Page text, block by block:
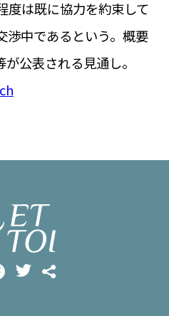
度は既に協力を約束して
渉中であるという。概要
公表される見通し。